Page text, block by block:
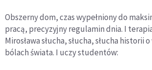
Obszerny dom, czas wypełniony do
pracą, precyzyjny regulamin dnia. I
Mirosława słucha, słucha, słucha historii
bólach świata. I uczy studentów: